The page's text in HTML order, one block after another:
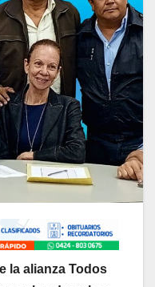
la alianza Todos